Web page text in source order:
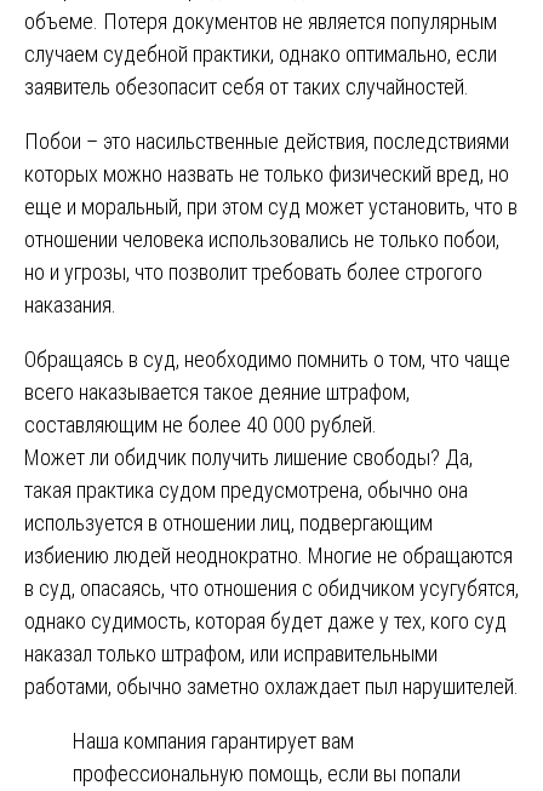
объеме. Потеря документов не является популярным
случаем судебной практики, однако оптимально, если
заявитель обезопасит себя от таких случайностей.
Побои – это насильственные действия, последствиями
которых можно назвать не только физический вред, но
еще и моральный, при этом суд может установить, что в
отношении человека использовались не только побои,
но и угрозы, что позволит требовать более строгого
наказания.
Обращаясь в суд, необходимо помнить о том, что чаще
всего наказывается такое деяние штрафом,
составляющим не более 40 000 рублей.
Может ли обидчик получить лишение свободы? Да,
такая практика судом предусмотрена, обычно она
используется в отношении лиц, подвергающим
избиению людей неоднократно. Многие не обращаются
в суд, опасаясь, что отношения с обидчиком усугубятся,
однако судимость, которая будет даже у тех, кого суд
наказал только штрафом, или исправительными
работами, обычно заметно охлаждает пыл нарушителей.
Наша компания гарантирует вам
профессиональную помощь, если вы попали